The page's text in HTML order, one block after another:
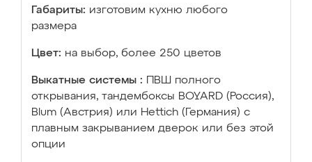
Габариты: изготовим кухню любого
размера
Цвет: на выбор, более 250 цветов
Выкатные системы :
ПВШ полного
открывания, тандембоксы BOYARD (Россия),
Blum (Австрия) или Hettich (Германия) с
плавным закрыванием дверок или без этой
опции